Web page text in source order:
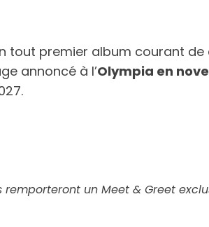
tout premier album courant
annoncé à l’Olympia en
remporteront un Meet & Greet